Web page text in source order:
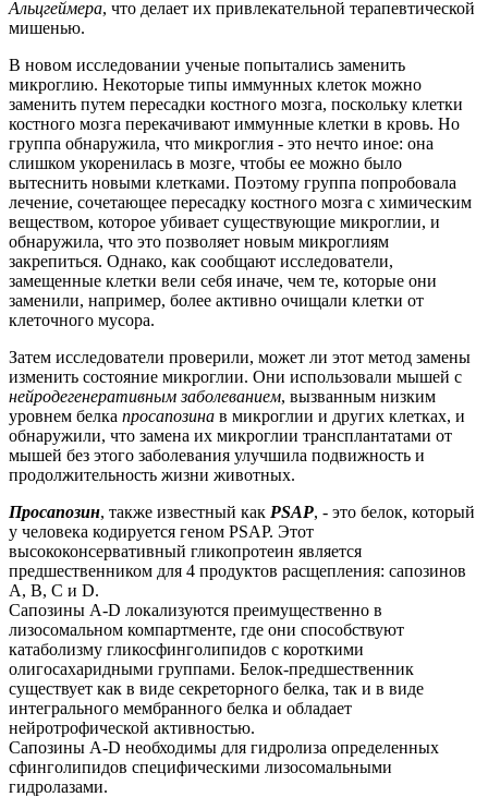
Альцгеймера, что делает их привлекательной терапевтической
мишенью.
В новом исследовании ученые попытались заменить
микроглию. Некоторые типы иммунных клеток можно
заменить путем пересадки костного мозга, поскольку клетки
костного мозга перекачивают иммунные клетки в кровь. Но
группа обнаружила, что микроглия - это нечто иное: она
слишком укоренилась в мозге, чтобы ее можно было
вытеснить новыми клетками. Поэтому группа попробовала
лечение, сочетающее пересадку костного мозга с химическим
веществом, которое убивает существующие микроглии, и
обнаружила, что это позволяет новым микроглиям
закрепиться. Однако, как сообщают исследователи,
замещенные клетки вели себя иначе, чем те, которые они
заменили, например, более активно очищали клетки от
клеточного мусора.
Затем исследователи проверили, может ли этот метод замены
изменить состояние микроглии. Они использовали мышей с
нейродегенеративным заболеванием, вызванным низким
уровнем белка просапозина в микроглии и других клетках, и
обнаружили, что замена их микроглии трансплантатами от
мышей без этого заболевания улучшила подвижность и
продолжительность жизни животных.
Просапозин, также известный как PSAP, - это белок, который
у человека кодируется геном PSAP. Этот
высококонсервативный гликопротеин является
предшественником для 4 продуктов расщепления: сапозинов
A, B, C и D.
Сапозины A-D локализуются преимущественно в
лизосомальном компартменте, где они способствуют
катаболизму гликосфинголипидов с короткими
олигосахаридными группами. Белок-предшественник
существует как в виде секреторного белка, так и в виде
интегрального мембранного белка и обладает
нейротрофической активностью.
Сапозины A-D необходимы для гидролиза определенных
сфинголипидов специфическими лизосомальными
гидролазами.